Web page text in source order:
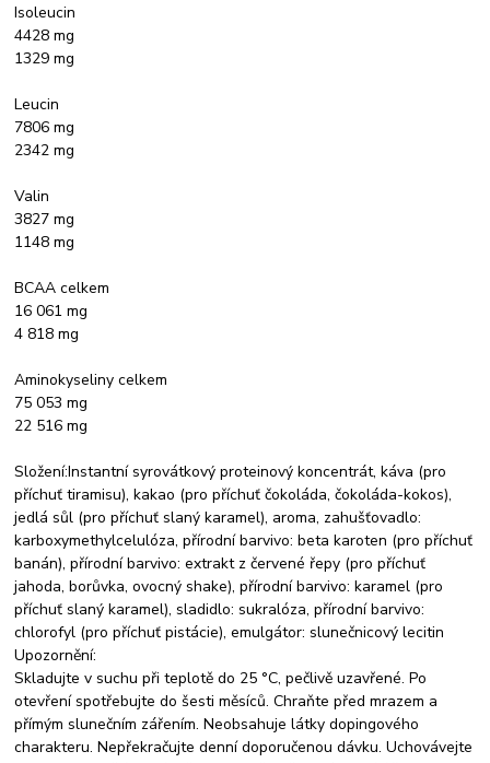
Isoleucin
4428 mg
1329 mg
Leucin
7806 mg
2342 mg
Valin
3827 mg
1148 mg
BCAA celkem
16 061 mg
4 818 mg
Aminokyseliny celkem
75 053 mg
22 516 mg
Složení:Instantní syrovátkový proteinový koncentrát, káva (pro
příchuť tiramisu), kakao (pro příchuť čokoláda, čokoláda-kokos),
jedlá sůl (pro příchuť slaný karamel), aroma, zahušťovadlo:
karboxymethylcelulóza, přírodní barvivo: beta karoten (pro příchuť
banán), přírodní barvivo: extrakt z červené řepy (pro příchuť
jahoda, borůvka, ovocný shake), přírodní barvivo: karamel (pro
příchuť slaný karamel), sladidlo: sukralóza, přírodní barvivo:
chlorofyl (pro příchuť pistácie), emulgátor: slunečnicový lecitin
Upozornění:
Skladujte v suchu při teplotě do 25 °C, pečlivě uzavřené. Po
otevření spotřebujte do šesti měsíců. Chraňte před mrazem a
přímým slunečním zářením. Neobsahuje látky dopingového
charakteru. Nepřekračujte denní doporučenou dávku. Uchovávejte